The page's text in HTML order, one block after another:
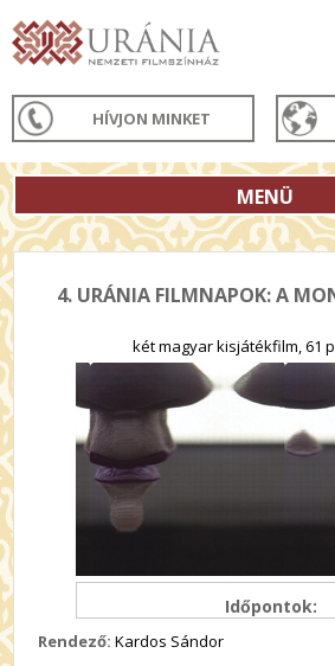
HÍVJON MINKET
MENÜ
4. URÁNIA FILMNAPOK: A
két magyar kisjátékfilm, 61
Időpontok:
Rendező: Kardos Sándor